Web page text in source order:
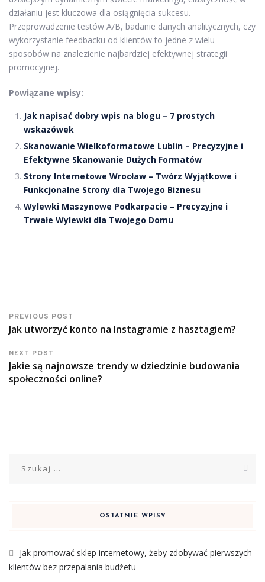
działaniu jest kluczowa dla osiągnięcia sukcesu.
Przeprowadzenie testów A/B, badanie danych analitycznych, czy
wykorzystanie feedbacku od klientów to jedne z wielu
sposobów na znalezienie najbardziej efektywnej strategii
promocyjnej.
Powiązane wpisy:
Jak napisać dobry wpis na blogu – 7 prostych
wskazówek
Skanowanie Wielkoformatowe Lublin – Precyzyjne i
Efektywne Skanowanie Dużych Formatów
Strony Internetowe Wrocław – Twórz Wyjątkowe i
Funkcjonalne Strony dla Twojego Biznesu
Wylewki Maszynowe Podkarpacie – Precyzyjne i
Trwałe Wylewki dla Twojego Domu
PREVIOUS POST
Jak utworzyć konto na Instagramie z hasztagiem?
NEXT POST
Jakie są najnowsze trendy w dziedzinie budowania
społeczności online?
OSTATNIE WPISY
Jak promować sklep internetowy, żeby zdobywać pierwszych
klientów bez przepalania budżetu